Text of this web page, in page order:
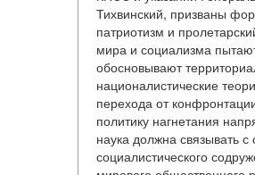
Тихвинский, призваны
патриотизм и
мира и социализма
обосновывают
националистические
перехода от
политику нагнетания
наука должна связывать
социалистического